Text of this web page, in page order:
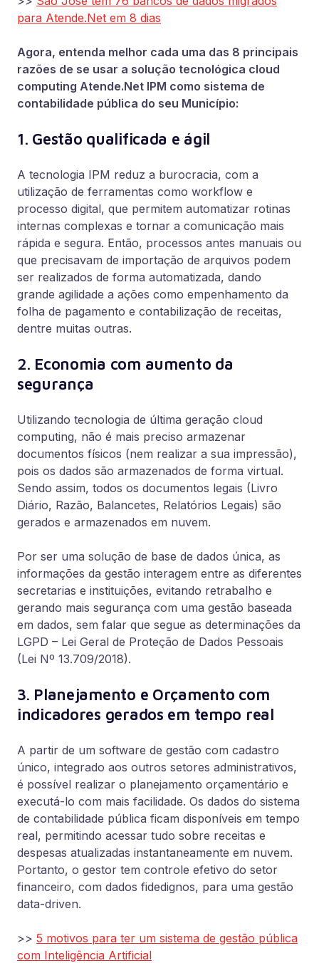
para Atende.Net em 8 dias
Agora, entenda melhor cada uma das 8 principais
razões de se usar a solução tecnológica cloud
computing Atende.Net IPM como sistema de
contabilidade pública do seu Município:
1. Gestão qualificada e ágil
A tecnologia IPM reduz a burocracia, com a
utilização de ferramentas como workflow e
processo digital, que permitem automatizar rotinas
internas complexas e tornar a comunicação mais
rápida e segura. Então, processos antes manuais ou
que precisavam de importação de arquivos podem
ser realizados de forma automatizada, dando
grande agilidade a ações como empenhamento da
folha de pagamento e contabilização de receitas,
dentre muitas outras.
2. Economia com aumento da
segurança
Utilizando tecnologia de última geração cloud
computing, não é mais preciso armazenar
documentos físicos (nem realizar a sua impressão),
pois os dados são armazenados de forma virtual.
Sendo assim, todos os documentos legais (Livro
Diário, Razão, Balancetes, Relatórios Legais) são
gerados e armazenados em nuvem.
Por ser uma solução de base de dados única, as
informações da gestão interagem entre as diferentes
secretarias e instituições, evitando retrabalho e
gerando mais segurança com uma gestão baseada
em dados, sem falar que segue as determinações da
LGPD – Lei Geral de Proteção de Dados Pessoais
(Lei Nº 13.709/2018).
3. Planejamento e Orçamento com
indicadores gerados em tempo real
A partir de um software de gestão com cadastro
único, integrado aos outros setores administrativos,
é possível realizar o planejamento orçamentário e
executá-lo com mais facilidade. Os dados do sistema
de contabilidade pública ficam disponíveis em tempo
real, permitindo acessar tudo sobre receitas e
despesas atualizadas instantaneamente em nuvem.
Portanto, o gestor tem controle efetivo do setor
financeiro, com dados fidedignos, para uma gestão
data-driven.
>> 5 motivos para ter um sistema de gestão pública
com Inteligência Artificial